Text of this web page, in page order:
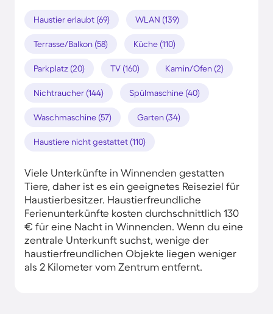
Haustier erlaubt (69) WLAN (139)
Terrasse/Balkon (58) Küche (110)
Parkplatz (20) TV (160) Kamin/Ofen (2)
Nichtraucher (144) Spülmaschine (40)
Waschmaschine (57) Garten (34)
Haustiere nicht gestattet (110)
Viele Unterkünfte in Winnenden gestatten
Tiere, daher ist es ein geeignetes Reiseziel für
Haustierbesitzer. Haustierfreundliche
Ferienunterkünfte kosten durchschnittlich 130
€ für eine Nacht in Winnenden. Wenn du eine
zentrale Unterkunft suchst, wenige der
haustierfreundlichen Objekte liegen weniger
als 2 Kilometer vom Zentrum entfernt.